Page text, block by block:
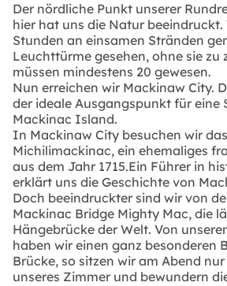
Der nördliche Punkt unserer
hier hat uns die Natur beeindruckt.
Stunden an einsamen Stränden
Leuchttürme gesehen, ohne sie zu
müssen mindestens 20 gewesen.
Nun erreichen wir Mackinaw City.
der ideale Ausgangspunkt für
Mackinac Island.
In Mackinaw City besuchen wir
Michilimackinac, ein ehemaliges
aus dem Jahr 1715.Ein Führer in
erklärt uns die Geschichte von
Doch beeindruckter sind wir von
Mackinac Bridge Mighty Mac, die
Hängebrücke der Welt. Von
haben wir einen ganz besonderen
Brücke, so sitzen wir am Abend
unseres Zimmer und bewundern